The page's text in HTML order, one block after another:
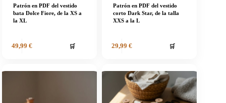
Patrón en PDF del vestido
bata Dolce Fiore, de la XS a
la XL
49,99 € 🛒
Patrón en PDF del vestido
corto Dark Star, de la talla
XXS a la L
29,99 € 🛒